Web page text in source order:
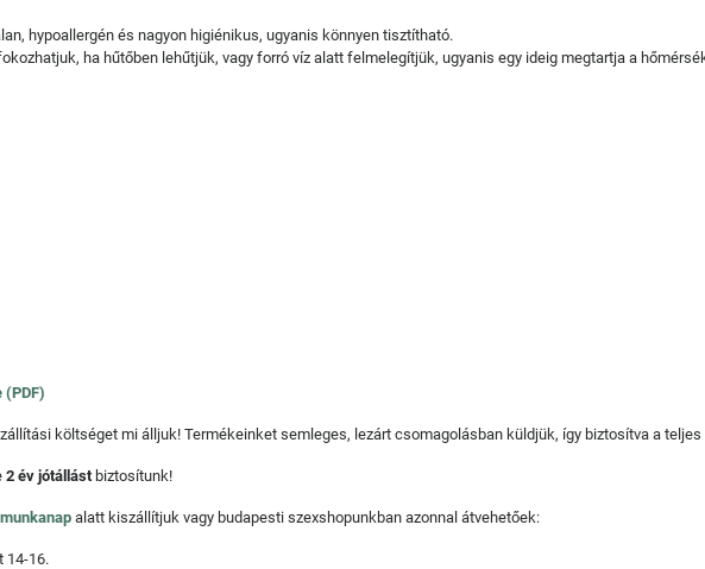
hypoallergén és nagyon higiénikus, ugyanis könnyen tisztítható.
ha hűtőben lehűtjük, vagy forró víz alatt felmelegítjük, ugyanis egy ideig megtartja a
(PDF)
költséget mi álljuk! Termékeinket semleges, lezárt csomagolásban küldjük, így biztosítva a teljes
2 év jótállást biztosítunk!
alatt kiszállítjuk vagy budapesti szexshopunkban azonnal átvehetőek:
14-16.